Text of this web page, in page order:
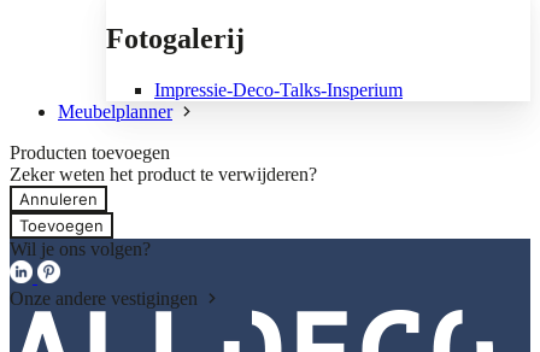
Fotogalerij
Impressie-Deco-Talks-Insperium
Meubelplanner
Producten toevoegen
Zeker weten het product te verwijderen?
Annuleren
Toevoegen
Wil je ons volgen?
Onze andere vestigingen